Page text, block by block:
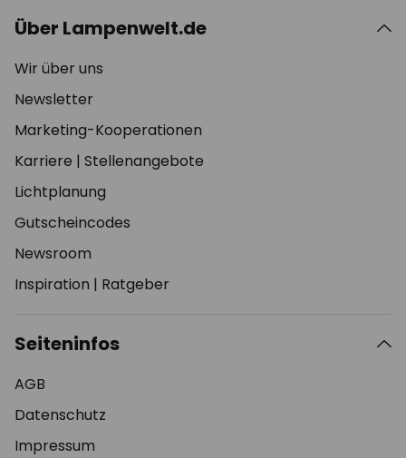
Über Lampenwelt.de
Wir über uns
Newsletter
Marketing-Kooperationen
Karriere | Stellenangebote
Lichtplanung
Gutscheincodes
Newsroom
Inspiration | Ratgeber
Seiteninfos
AGB
Datenschutz
Impressum